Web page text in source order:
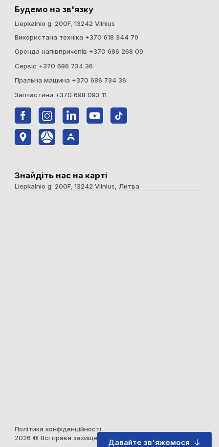
Давайте зв'яжемося
Будемо на зв'язку
Liepkalnio g. 200F, 13242 Vilnius
Використана техніка +370 618 344 79
Оренда напівпричепів +370 686 268 09
Сервіс +370 686 734 36
Пральна машина +370 686 734 36
Запчастини +370 698 093 11
Знайдіть нас на карті
Liepkalnio g. 200F, 13242 Vilnius, Литва
Політика конфіденційності
2026 © Всі права захищені